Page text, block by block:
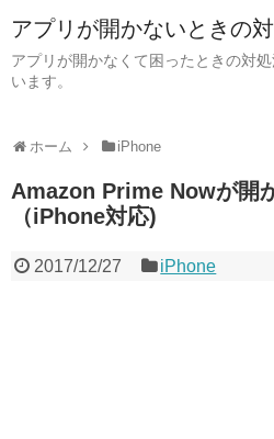
アプリが開かないときの
アプリが開かなくて困ったときの対
います。
ホーム iPhone
Amazon Prime Nowが開
（iPhone対応)
2017/12/27 iPhone